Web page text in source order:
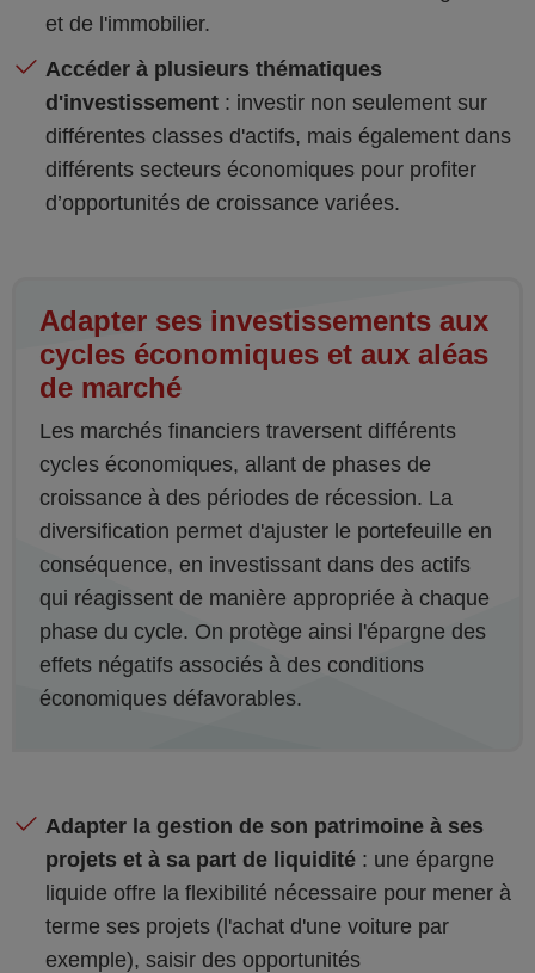
et de l'immobilier.
Accéder à plusieurs thématiques
d'investissement : investir non seulement sur
différentes classes d'actifs, mais également dans
différents secteurs économiques pour profiter
d’opportunités de croissance variées.
Adapter ses investissements aux
cycles économiques et aux aléas
de marché
Les marchés financiers traversent différents
cycles économiques, allant de phases de
croissance à des périodes de récession. La
diversification permet d'ajuster le portefeuille en
conséquence, en investissant dans des actifs
qui réagissent de manière appropriée à chaque
phase du cycle. On protège ainsi l'épargne des
effets négatifs associés à des conditions
économiques défavorables.
Adapter la gestion de son patrimoine à ses
projets et à sa part de liquidité : une épargne
liquide offre la flexibilité nécessaire pour mener à
terme ses projets (l'achat d'une voiture par
exemple), saisir des opportunités